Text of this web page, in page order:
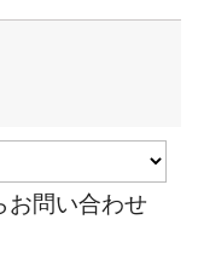
お問い合わせ